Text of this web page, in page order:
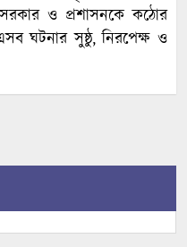
ও প্রশাসনকে কঠোর
ঘটনার সুষ্ঠু, নিরপেক্ষ ও